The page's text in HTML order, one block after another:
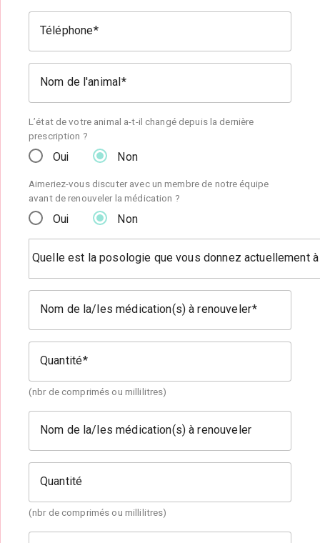
Téléphone
Nom de l'animal
L’état de votre animal a-t-il changé depuis la dernière
prescription ?
Oui Non
Aimeriez-vous discuter avec un membre de notre équipe
avant de renouveler la médication ?
Oui Non
Quelle est la posologie que vous donnez actuellement
Nom de la/les médication(s) à renouveler
Quantité
(nbr de comprimés ou millilitres)
Nom de la/les médication(s) à renouveler
Quantité
(nbr de comprimés ou millilitres)